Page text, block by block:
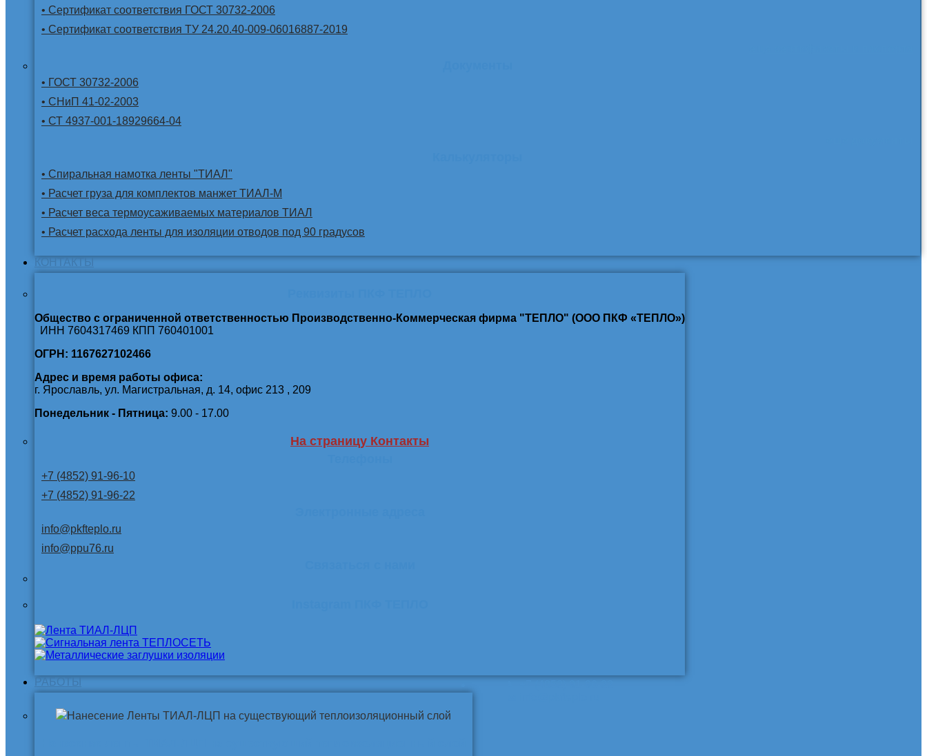
• Сертификат соответствия ГОСТ 30732-2006
• Сертификат соответствия ТУ 24.20.40-009-06016887-2019
• ГОСТ 30732-2006
• СНиП 41-02-2003
• СТ 4937-001-18929664-04
• Спиральная намотка ленты "ТИАЛ"
• Расчет груза для комплектов манжет ТИАЛ-М
• Расчет веса термоусаживаемых материалов ТИАЛ
• Расчет расхода ленты для изоляции отводов под 90 градусов
КОНТАКТЫ
Общество с ограниченной ответственностью Производственно-Коммерческая фирма "ТЕПЛО" (ООО ПКФ «ТЕПЛО»)
ИНН 7604317469 КПП 760401001
ОГРН: 1167627102466
Адрес и время работы офиса:
г. Ярославль, ул. Магистральная, д. 14, офис 213 , 209
Понедельник - Пятница: 9.00 - 17.00
На страницу Контакты
+7 (4852) 91-96-10
+7 (4852) 91-96-22
info@pkfteplo.ru
info@ppu76.ru
РАБОТЫ